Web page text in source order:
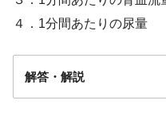
４．1分間あたりの尿量
解答・解説